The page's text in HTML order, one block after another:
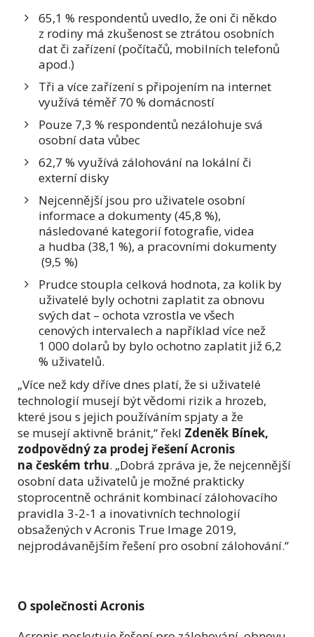
65,1 % respondentů uvedlo, že oni či někdo
z rodiny má zkušenost se ztrátou osobních
dat či zařízení (počítačů, mobilních telefonů
apod.)
Tři a více zařízení s připojením na internet
využívá téměř 70 % domácností
Pouze 7,3 % respondentů nezálohuje svá
osobní data vůbec
62,7 % využívá zálohování na lokální či
externí disky
Nejcennější jsou pro uživatele osobní
informace a dokumenty (45,8 %),
následované kategorií fotografie, videa
a hudba (38,1 %), a pracovními dokumenty
(9,5 %)
Prudce stoupla celková hodnota, za kolik by
uživatelé byly ochotni zaplatit za obnovu
svých dat – ochota vzrostla ve všech
cenových intervalech a například více než
1 000 dolarů by bylo ochotno zaplatit již 6,2
% uživatelů.
„Více než kdy dříve dnes platí, že si uživatelé
technologií musejí být vědomi rizik a hrozeb,
které jsou s jejich používáním spjaty a že
se musejí aktivně bránit,“ řekl Zdeněk Bínek,
zodpovědný za prodej řešení Acronis
na českém trhu. „Dobrá zpráva je, že nejcennější
osobní data uživatelů je možné prakticky
stoprocentně ochránit kombinací zálohovacího
pravidla 3-2-1 a inovativních technologií
obsažených v Acronis True Image 2019,
nejprodávanějším řešení pro osobní zálohování.“
O společnosti Acronis